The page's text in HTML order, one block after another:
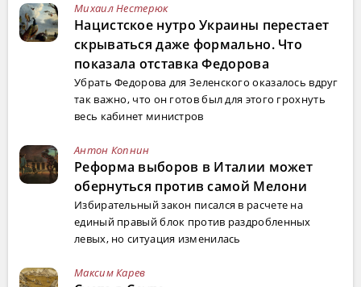
Михаил Нестерюк
Нацистское нутро Украины перестает
скрываться даже формально. Что
показала отставка Федорова
Убрать Федорова для Зеленского оказалось вдруг
так важно, что он готов был для этого грохнуть
весь кабинет министров
Антон Копнин
Реформа выборов в Италии может
обернуться против самой Мелони
Избирательный закон писался в расчете на
единый правый блок против раздробленных
левых, но ситуация изменилась
Максим Карев